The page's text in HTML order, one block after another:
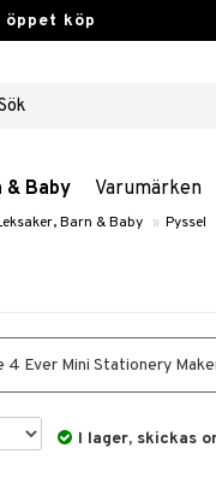
öppet köp
& Baby Varumärken
Barn & Baby » Pyssel
4 Ever Mini Stationery
I lager, skickas